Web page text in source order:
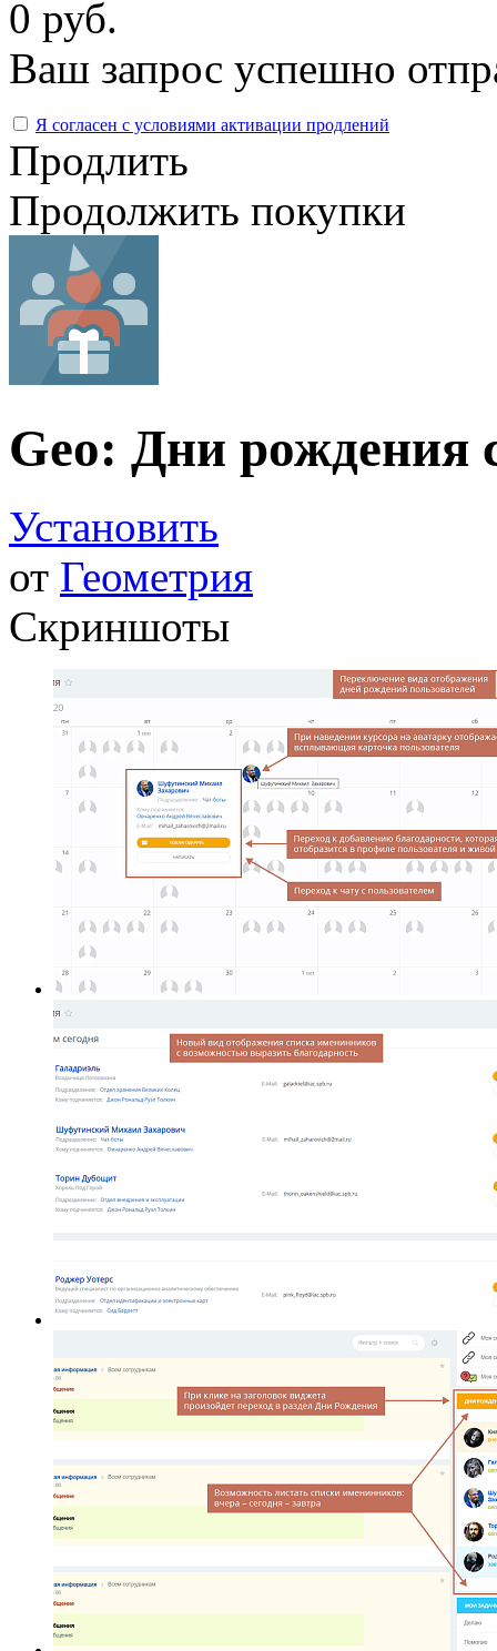
0 руб.
Ваш запрос успешно
Я согласен с условиями активации продлений
Продлить
Продолжить покупки
Geo: Дни рождения
Установить
от Геометрия
Скриншоты